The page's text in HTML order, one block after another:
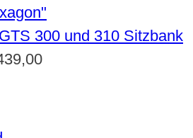
300 und 310 Sitzbank